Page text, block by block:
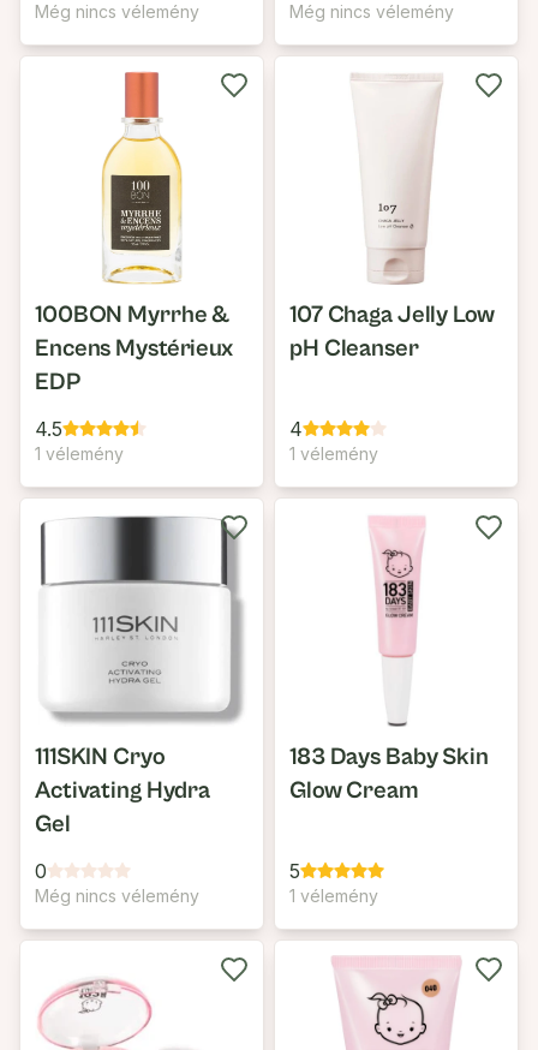
Még nincs vélemény Még nincs vélemény
100BON Myrrhe &
Encens Mystérieux
EDP
4.5
1 vélemény
107 Chaga Jelly Low
pH Cleanser
4
1 vélemény
111SKIN Cryo
Activating Hydra
Gel
0
Még nincs vélemény
183 Days Baby Skin
Glow Cream
5
1 vélemény